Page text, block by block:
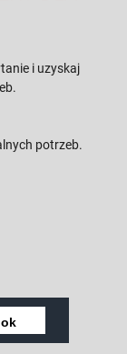
ok
i uzyskaj
potrzeb.